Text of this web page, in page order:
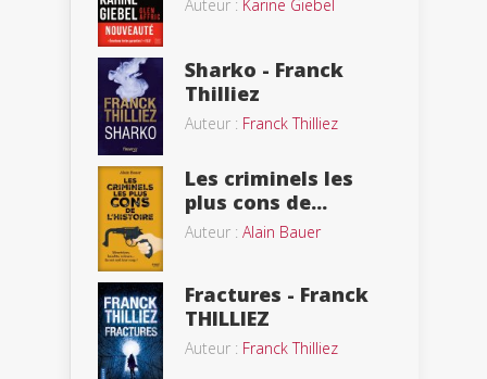
Auteur : Karine Giebel
Sharko - Franck
Thilliez
Auteur : Franck Thilliez
Les criminels les
plus cons de...
Auteur : Alain Bauer
Fractures - Franck
THILLIEZ
Auteur : Franck Thilliez